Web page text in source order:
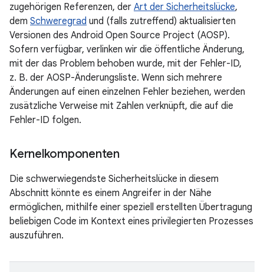
zugehörigen Referenzen, der Art der Sicherheitslücke,
dem Schweregrad und (falls zutreffend) aktualisierten
Versionen des Android Open Source Project (AOSP).
Sofern verfügbar, verlinken wir die öffentliche Änderung,
mit der das Problem behoben wurde, mit der Fehler-ID,
z. B. der AOSP-Änderungsliste. Wenn sich mehrere
Änderungen auf einen einzelnen Fehler beziehen, werden
zusätzliche Verweise mit Zahlen verknüpft, die auf die
Fehler-ID folgen.
Kernelkomponenten
Die schwerwiegendste Sicherheitslücke in diesem
Abschnitt könnte es einem Angreifer in der Nähe
ermöglichen, mithilfe einer speziell erstellten Übertragung
beliebigen Code im Kontext eines privilegierten Prozesses
auszuführen.